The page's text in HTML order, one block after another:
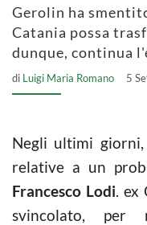
Gerolin ha
Catania possa
dunque, continua
di Luigi Maria Romano 5
Negli ultimi
relative a un
Francesco Lodi. ex
svincolato, per